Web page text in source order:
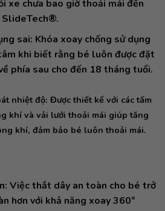
xe chưa bao giờ thoải mái đến
SlideTech®.
sai: Khóa xoay chống sử dụng
khi biết rằng bé luôn được đặt
phía sau cho đến 18 tháng tuổi.
nhiệt độ: Được thiết kế với các tấm
khí và vải lưới thoải mái giúp tăng
khí, đảm bảo bé luôn thoải mái.
Việc thắt dây an toàn cho bé trở
hơn với khả năng xoay 360°